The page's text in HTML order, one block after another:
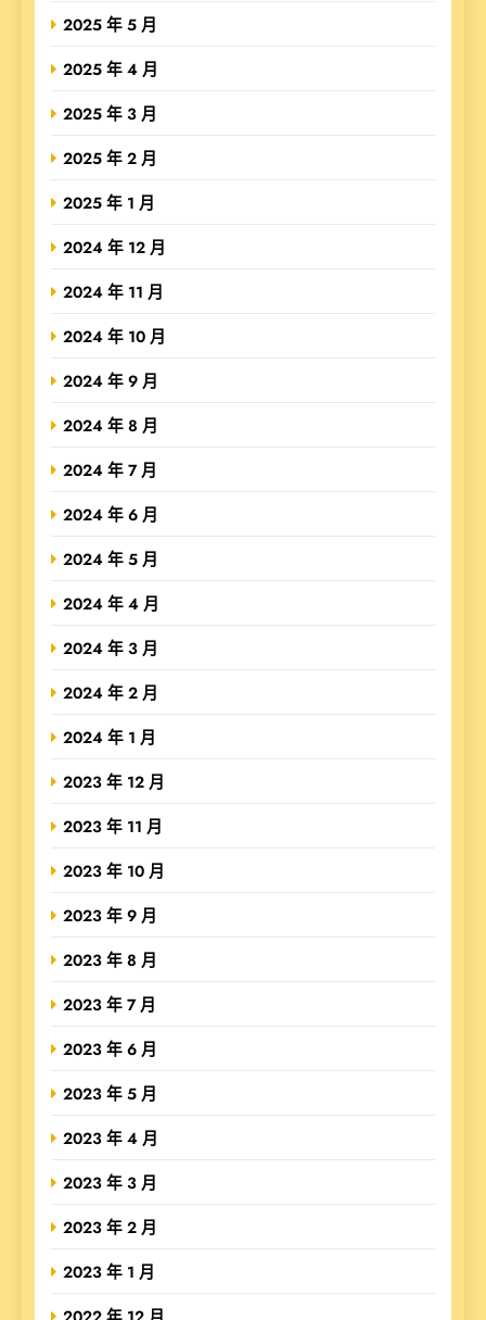
2025 年 5 月
2025 年 4 月
2025 年 3 月
2025 年 2 月
2025 年 1 月
2024 年 12 月
2024 年 11 月
2024 年 10 月
2024 年 9 月
2024 年 8 月
2024 年 7 月
2024 年 6 月
2024 年 5 月
2024 年 4 月
2024 年 3 月
2024 年 2 月
2024 年 1 月
2023 年 12 月
2023 年 11 月
2023 年 10 月
2023 年 9 月
2023 年 8 月
2023 年 7 月
2023 年 6 月
2023 年 5 月
2023 年 4 月
2023 年 3 月
2023 年 2 月
2023 年 1 月